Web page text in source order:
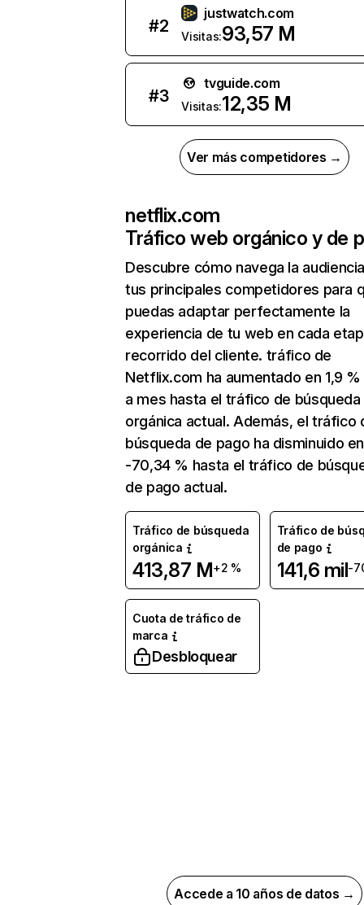
#2
justwatch.com
Visitas:93,57 M
#3
tvguide.com
Visitas:12,35 M
Ver más competidores →
netflix.com
Tráfico web orgánico y de
Descubre cómo navega la
tus principales competidores para
puedas adaptar perfectamente la
experiencia de tu web en cada
recorrido del cliente. tráfico de
Netflix.com ha aumentado en 1,9
a mes hasta el tráfico de búsqueda
orgánica actual. Además, el tráfico
búsqueda de pago ha disminuido en
-70,34 % hasta el tráfico de
de pago actual.
Tráfico de búsqueda
orgánica
413,87 M+2 %
Tráfico de
de pago
141,6 mil-
Cuota de tráfico de
marca
Desbloquear
Accede a 10 años de datos →